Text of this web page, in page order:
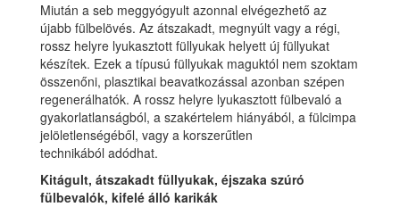
Miután a seb meggyógyult azonnal elvégezhető az
újabb fülbelövés. Az átszakadt, megnyúlt vagy a régi,
rossz helyre lyukasztott füllyukak helyett új füllyukat
készítek. Ezek a típusú füllyukak maguktól nem szoktam
összenőni, plasztikai beavatkozással azonban szépen
regenerálhatók. A rossz helyre lyukasztott fülbevaló a
gyakorlatlanságból, a szakértelem hiányából, a fülcimpa
jelöletlenségéből, vagy a korszerűtlen
technikából adódhat.
Kitágult, átszakadt füllyukak, éjszaka szúró
fülbevalók, kifelé álló karikák